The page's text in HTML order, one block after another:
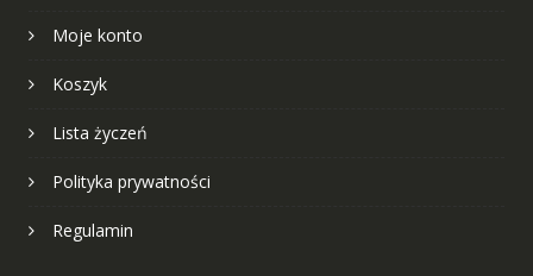
Moje konto
Koszyk
Lista życzeń
Polityka prywatności
Regulamin